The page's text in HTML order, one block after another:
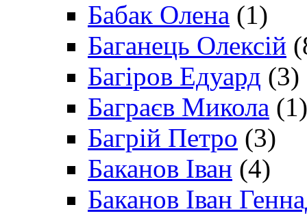
Бабак Олена (1)
Баганець Олексій
Багіров Едуард (3)
Баграєв Микола (1)
Багрій Петро (3)
Баканов Іван (4)
Баканов Іван